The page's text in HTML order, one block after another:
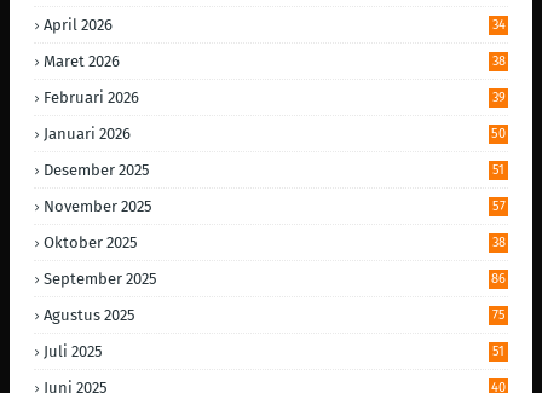
April 2026 34
Maret 2026 38
Februari 2026 39
Januari 2026 50
Desember 2025 51
November 2025 57
Oktober 2025 38
September 2025 86
Agustus 2025 75
Juli 2025 51
Juni 2025 40